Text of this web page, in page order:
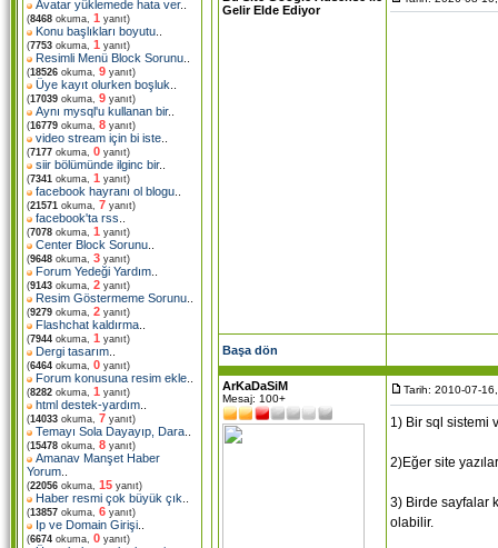
Avatar yüklemede hata ver..
(8468 okuma, 1 yanıt)
Konu başlıkları boyutu
(7753 okuma, 1 yanıt)
Resimli Menü Block Sorunu
(18526 okuma, 9 yanıt)
Üye kayıt olurken boşluk
(17039 okuma, 9 yanıt)
Aynı mysql'u kullanan bir..
(16779 okuma, 8 yanıt)
video stream için bi iste
(7177 okuma, 0 yanıt)
siir bölümünde ilginc bir..
(7341 okuma, 1 yanıt)
facebook hayranı ol blogu
(21571 okuma, 7 yanıt)
facebook'ta rss
(7078 okuma, 1 yanıt)
Center Block Sorunu
(9648 okuma, 3 yanıt)
Forum Yedeği Yardım
(9143 okuma, 2 yanıt)
Resim Göstermeme Sorunu
(9279 okuma, 2 yanıt)
Flashchat kaldırma
(7944 okuma, 1 yanıt)
Dergi tasarım
(6464 okuma, 0 yanıt)
Forum konusuna resim ekle
(8282 okuma, 1 yanıt)
html destek-yardım
(14033 okuma, 7 yanıt)
Temayı Sola Dayayıp, Dara
(15478 okuma, 8 yanıt)
Amanav Manşet Haber
Yorum
(22056 okuma, 15 yanıt)
Haber resmi çok büyük çık
(13857 okuma, 6 yanıt)
Ip ve Domain Girişi
(6674 okuma, 0 yanıt)
Gelir Elde Ediyor
Başa dön
ArKaDaSiM
Mesaj: 100+
Tarih: 2010-07-
1) Bir sql sistemi
2)Eğer site
3) Birde sayfalar
olabilir.